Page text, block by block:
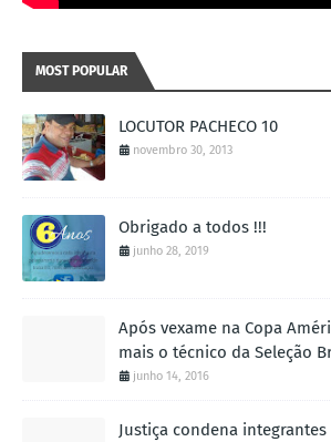
MOST POPULAR
LOCUTOR PACHECO 10
novembro 30, 2013
Obrigado a todos !!!
junho 28, 2019
Após vexame na Copa
mais o técnico da Seleção
junho 14, 2016
Justiça condena